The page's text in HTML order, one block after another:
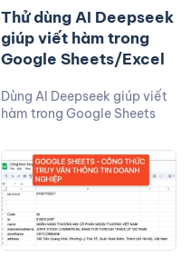
Thử dùng AI Deepseek
giúp viết hàm trong
Google Sheets/Excel
Dùng AI Deepseek giúp viết
hàm trong Google Sheets